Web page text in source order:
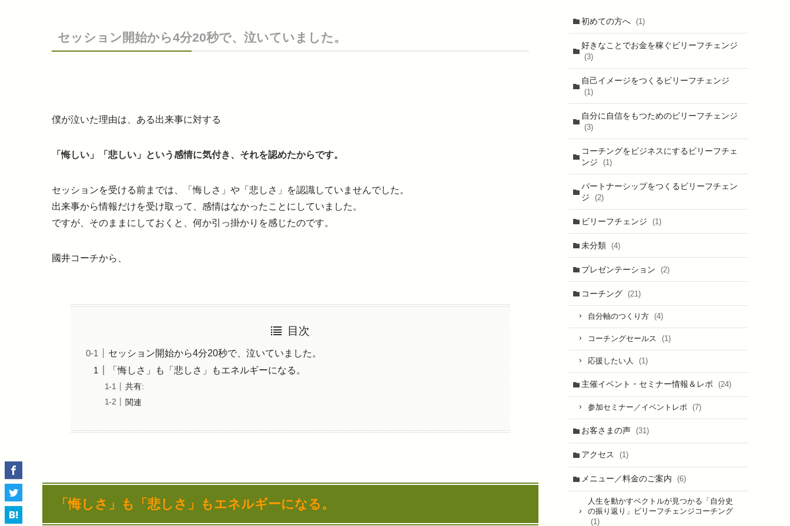
セッション開始から4分20秒で、泣いていました。
僕が泣いた理由は、ある出来事に対する
「悔しい」「悲しい」という感情に気付き、それを認めたからです。
セッションを受ける前までは、「悔しさ」や「悲しさ」を認識していませんでした。
出来事から情報だけを受け取って、感情はなかったことにしていました。
ですが、そのままにしておくと、何か引っ掛かりを感じたのです。
國井コーチから、
目次
セッション開始から4分20秒で、泣いていました。
「悔しさ」も「悲しさ」もエネルギーになる。
共有:
関連
「悔しさ」も「悲しさ」もエネルギーになる。
初めての方へ (1)
好きなことでお金を稼ぐビリーフチェンジ
(3)
自己イメージをつくるビリーフチェンジ
(1)
自分に自信をもつためのビリーフチェンジ
(3)
コーチングをビジネスにするビリーフチェ
ンジ
(1)
パートナーシップをつくるビリーフチェン
ジ
(2)
ビリーフチェンジ (1)
未分類 (4)
プレゼンテーション (2)
コーチング (21)
自分軸のつくり方 (4)
コーチングセールス (1)
応援したい人 (1)
主催イベント・セミナー情報＆レポ (24)
参加セミナー／イベントレポ (7)
お客さまの声 (31)
アクセス (1)
メニュー／料金のご案内 (6)
人生を動かすベクトルが見つかる「自分史
の振り返り」ビリーフチェンジコーチング
(1)